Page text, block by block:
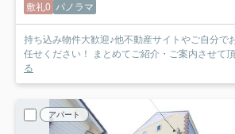
敷礼0 パノラマ
持ち込み物件大歓迎♪他不動産サイトやご自分で
任せください！ まとめてご紹介・ご案内させて
る
アパート